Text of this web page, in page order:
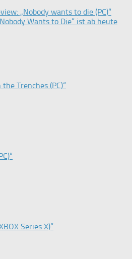
„Nobody wants to die (PC)“
Wants to Die“ ist ab heute
Trenches (PC)“
Series X)“